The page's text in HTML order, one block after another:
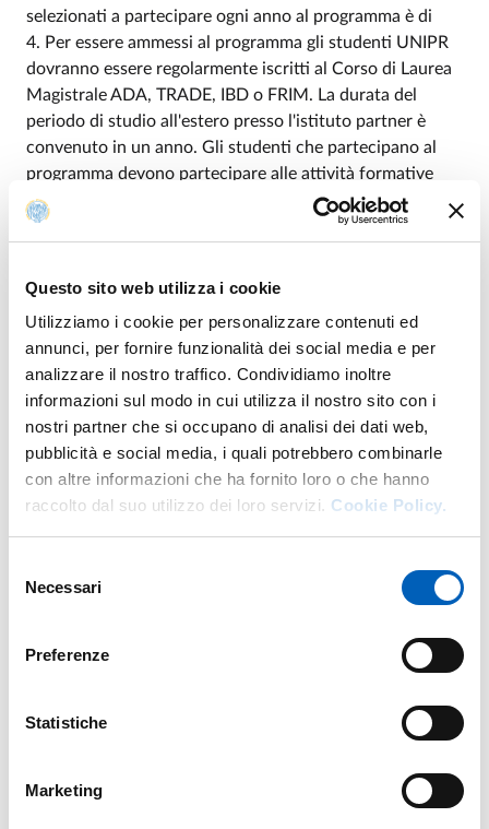
Questo sito web utilizza i cookie
Utilizziamo i cookie per personalizzare contenuti ed
annunci, per fornire funzionalità dei social media e per
analizzare il nostro traffico. Condividiamo inoltre
informazioni sul modo in cui utilizza il nostro sito con i
nostri partner che si occupano di analisi dei dati web,
pubblicità e social media, i quali potrebbero combinarle
con altre informazioni che ha fornito loro o che hanno
raccolto dal suo utilizzo dei loro servizi. Cookie Policy.
delNecessari
Preferenze
Statistiche
Marketing
selezionati a partecipare ogni anno al programma è di
4. Per essere ammessi al programma gli studenti UNIPR
dovranno essere regolarmente iscritti al Corso di Laurea
Magistrale ADA, TRADE, IBD o FRIM. La durata del
periodo di studio all'estero presso l'istituto partner è
convenuto in un anno. Gli studenti che partecipano al
programma devono partecipare alle attività formative
previste dal piano di studi approvato. Durante il loro
periodo di studio devono superare almeno 6 esami. Al
concludono con successo il percorso un certificato di
Parma e da FECAP.
Responsabile: prof.ssa Doriana Cucinelli |
doriana.cucinelli@unipr.it
DOPPIO TITOLO fra il Corso di laurea magistrale
inInternational Business and Development (IBD)
e ilMaster in Global Business and Economics
della Facoltà di Economia dell’Università di Vilnius,
trascorrere sei mesi nell’Università ospite e ottenere il
doppio titolo acquisendo almeno 30 crediti che vengono
riconosciuti nell’Università di provenienza. Il bando,
quando disponibile, può essere scaricato dal
sito di
Responsabile: prof.ssa Doriana Cucinelli |
DOPPIO TITOLO fra la laurea di primo livello